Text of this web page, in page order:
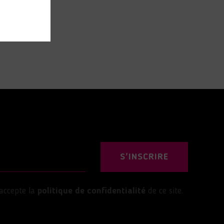
S'INSCRIRE
la politique de confidentialité de ce site.